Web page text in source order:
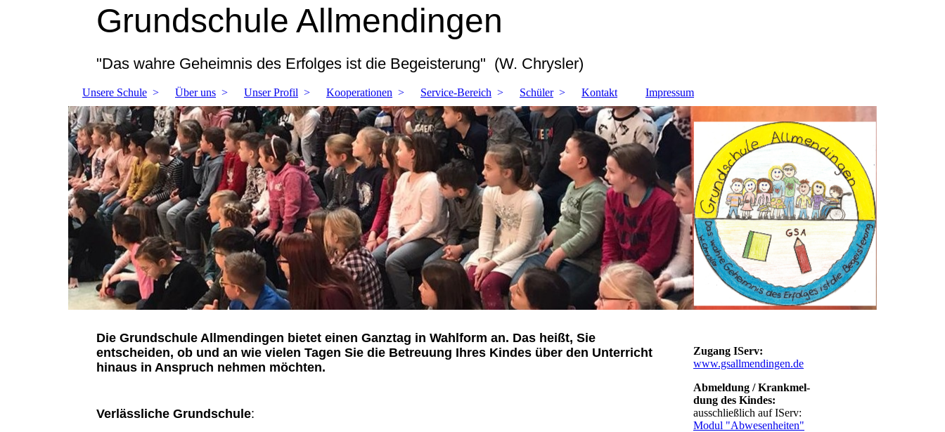
Grundschule Allmendingen
"Das wahre Geheimnis des Erfolges ist die Begeisterung" (W. Chrysler)
Unsere Schule Über uns Unser Profil Kooperationen Service-Bereich Schüler Kontakt Impressum
Die Grundschule Allmendingen bietet einen Ganztag in Wahlform an. Das heißt, Sie
entscheiden, ob und an wie vielen Tagen Sie die Betreuung Ihres Kindes über den Unterricht
hinaus in Anspruch nehmen möchten.
Verlässliche Grundschule:
Zugang IServ:
www.gsallmendingen.de
Abmeldung / Krankmel-
dung des Kindes:
ausschließlich auf IServ:
Modul "Abwesenheiten"